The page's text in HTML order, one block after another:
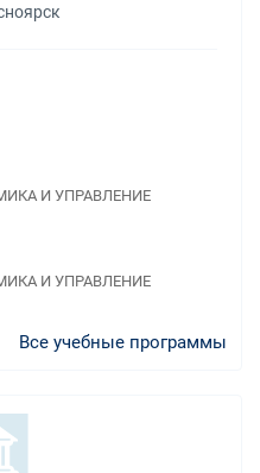
И УПРАВЛЕНИЕ
И УПРАВЛЕНИЕ
Все учебные программы